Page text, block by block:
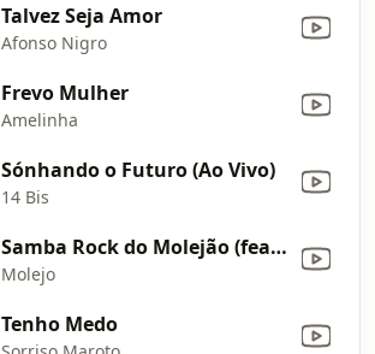
Talvez Seja Amor
Afonso Nigro
Frevo Mulher
Amelinha
Sónhando o Futuro (Ao Vivo)
14 Bis
Samba Rock do Molejão (feat. Trio Ternura) [Ao Vivo]
Molejo
Tenho Medo